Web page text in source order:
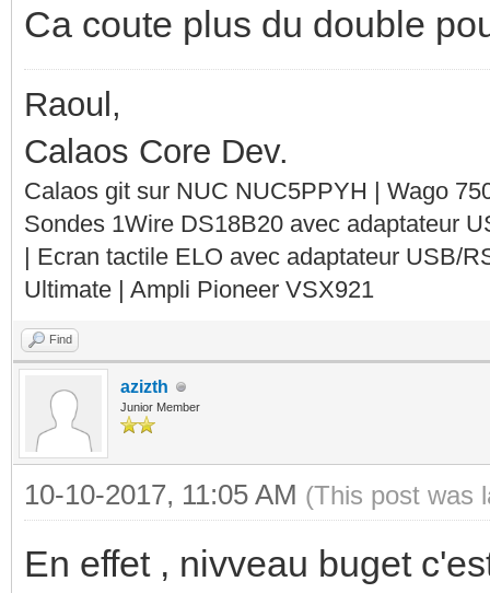
Ca coute plus du double
Raoul,
Calaos Core Dev.
Calaos git sur NUC NUC5PPYH | Wago
Sondes 1Wire DS18B20 avec adaptateur
| Ecran tactile ELO avec adaptateur USB/
Ultimate | Ampli Pioneer VSX921
Find
azizth
Junior Member
10-10-2017, 11:05 AM (This post was
En effet , nivveau buget